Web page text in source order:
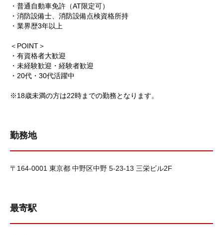
・普通自動車免許（AT限定可）
・消防設備士、消防設備点検資格所持
・業界歴3年以上
＜POINT＞
・有資格者大歓迎
・未経験歓迎・経験者歓迎
・20代・30代活躍中
※18歳未満の方は22時までの勤務となります。
勤務地
〒164-0001 東京都 中野区中野 5-23-13 三栄ビル2F
最寄駅